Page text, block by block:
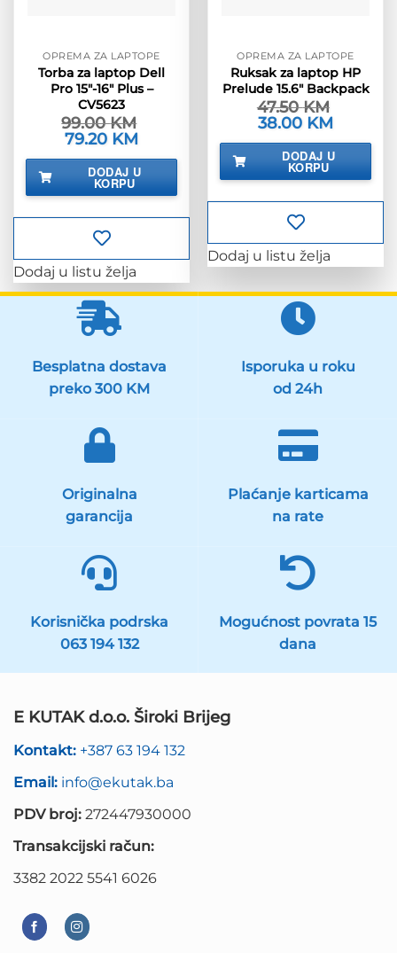
OPREMA ZA LAPTOPE
Torba za laptop Dell
Pro 15″-16″ Plus –
CV5623
99.00KM
Izvorna
cijena
bila
99.00 KM.
79.20 KM
je:
79.20 KM.
DODAJ U
KORPU
Dodaj u listu želja
OPREMA ZA LAPTOPE
Ruksak za laptop HP
Prelude 15.6″ Backpack
47.50KM
Izvorna
cijena
bila
47.50 KM.
38.00 KM
je:
38.00 KM.
DODAJ U
KORPU
Dodaj u listu želja
Besplatna dostava
preko 300 KM
Isporuka u roku
od 24h
Originalna
garancija
Plaćanje karticama
na rate
Korisnička podrska
063 194 132
Mogućnost povrata 15
dana
E KUTAK d.o.o. Široki Brijeg
Kontakt: +387 63 194 132
Email: info@ekutak.ba
PDV broj: 272447930000
Transakcijski račun:
3382 2022 5541 6026